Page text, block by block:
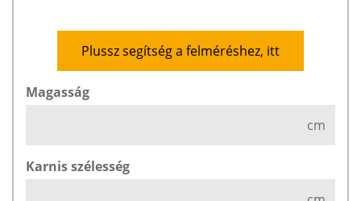
Plussz segítség a felméréshez, itt
Magasság
cm
Karnis szélesség